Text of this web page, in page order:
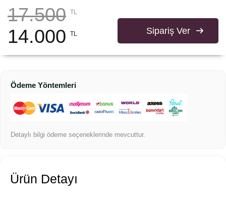
17.500 TL
14.000 TL Sipariş Ver
Ödeme Yöntemleri
Detaylı bilgi ödeme seçeneklerinde mevcuttur.
Ürün Detayı